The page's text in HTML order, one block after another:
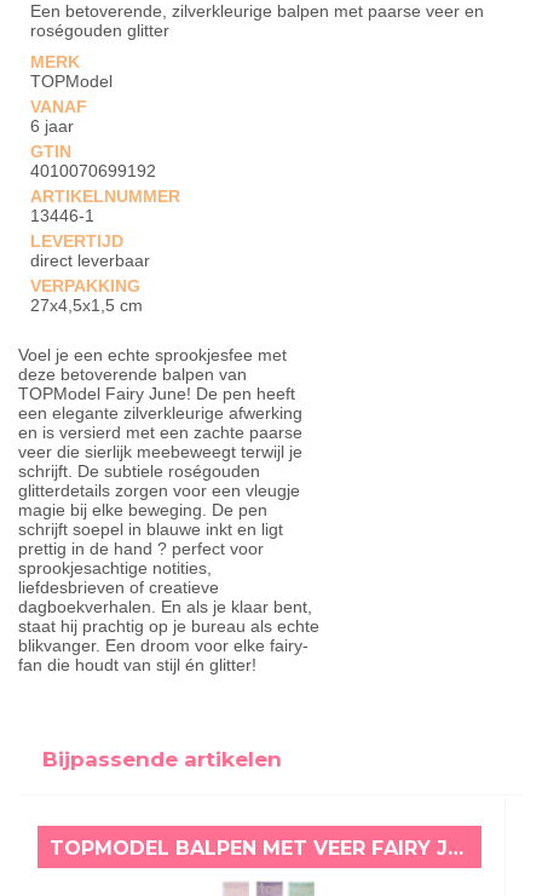
Een betoverende, zilverkleurige balpen met paarse veer en
roségouden glitter
MERK
TOPModel
VANAF
6 jaar
GTIN
4010070699192
ARTIKELNUMMER
13446-1
LEVERTIJD
direct leverbaar
VERPAKKING
27x4,5x1,5 cm
Voel je een echte sprookjesfee met
deze betoverende balpen van
TOPModel Fairy June! De pen heeft
een elegante zilverkleurige afwerking
en is versierd met een zachte paarse
veer die sierlijk meebeweegt terwijl je
schrijft. De subtiele roségouden
glitterdetails zorgen voor een vleugje
magie bij elke beweging. De pen
schrijft soepel in blauwe inkt en ligt
prettig in de hand ? perfect voor
sprookjesachtige notities,
liefdesbrieven of creatieve
dagboekverhalen. En als je klaar bent,
staat hij prachtig op je bureau als echte
blikvanger. Een droom voor elke fairy-
fan die houdt van stijl én glitter!
Bijpassende artikelen
TOPMODEL BALPEN MET VEER FAIRY JANET